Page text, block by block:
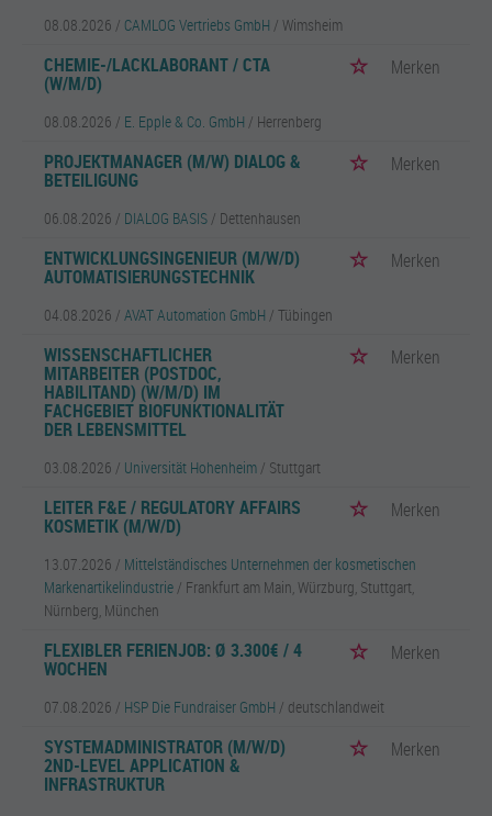
08.08.2026 / CAMLOG Vertriebs GmbH / Wimsheim
CHEMIE-/LACKLABORANT / CTA
(W/M/D)
Merken
08.08.2026 / E. Epple & Co. GmbH / Herrenberg
PROJEKTMANAGER (M/W) DIALOG &
BETEILIGUNG
Merken
06.08.2026 / DIALOG BASIS / Dettenhausen
ENTWICKLUNGSINGENIEUR (M/W/D)
AUTOMATISIERUNGSTECHNIK
Merken
04.08.2026 / AVAT Automation GmbH / Tübingen
WISSENSCHAFTLICHER
MITARBEITER (POSTDOC,
HABILITAND) (W/M/D) IM
FACHGEBIET BIOFUNKTIONALITÄT
DER LEBENSMITTEL
Merken
03.08.2026 / Universität Hohenheim / Stuttgart
LEITER F&E / REGULATORY AFFAIRS
KOSMETIK (M/W/D)
Merken
13.07.2026 / Mittelständisches Unternehmen der kosmetischen
Markenartikelindustrie / Frankfurt am Main, Würzburg, Stuttgart,
Nürnberg, München
FLEXIBLER FERIENJOB: Ø 3.300€ / 4
WOCHEN
Merken
07.08.2026 / HSP Die Fundraiser GmbH / deutschlandweit
SYSTEMADMINISTRATOR (M/W/D)
2ND-LEVEL APPLICATION &
INFRASTRUKTUR
Merken